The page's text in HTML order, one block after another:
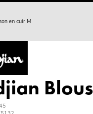
en cuir M